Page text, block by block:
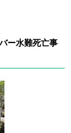
ー水難死亡事